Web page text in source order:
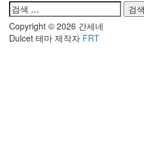
검
색:
Copyright © 2026 간세네
Dulcet 테마 제작자 FRT